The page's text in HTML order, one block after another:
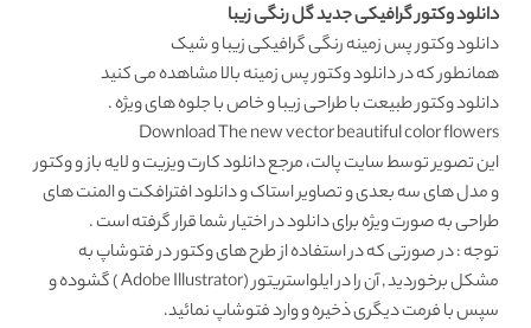
دانلود وکتور گرافیکی جدید گل رنگی زیبا
دانلود وکتورپس زمینه رنگی گرافیکی زیبا و شیک
همانطور که دردانلود وکتور پس زمینهبالا مشاهده می کنید
دانلود وکتور طبیعتبا طراحی زیبا و خاص با جلوه های ویژه .
Download The new vector beautiful color flowers
این تصویر توسطسایت پالت، مرجعدانلود کارت ویزیتو لایه باز و وکتور
و مدل های سه بعدی و تصاویر استاک و دانلود افترافکت و المنت های
طراحی به صورت ویژه برای دانلود در اختیار شما قرار گرفته است .
توجه : در صورتی که در استفاده از طرح های وکتور در فتوشاپ به
مشکل برخوردید , آن را در ایلواستریتور (Adobe Illustrator ) گشوده و
سپس با فرمت دیگری ذخیره و وارد فتوشاپ نمائید.